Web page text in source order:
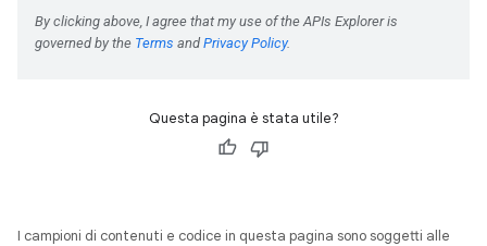
Questa pagina è stata utile?
I campioni di contenuti e codice in questa pagina sono soggetti alle